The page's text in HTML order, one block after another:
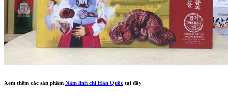
Xem thêm các sản phẩm Nấm linh chi Hàn Quốc tại đây